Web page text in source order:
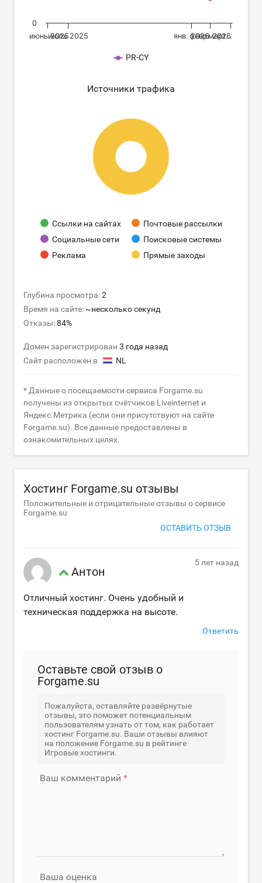
Хостинг Forgame.su отзывы
Положительные и отрицательные отзывы о сервисе
Forgame.su
ОСТАВИТЬ ОТЗЫВ
Антон
5 лет назад
Отличный хостинг. Очень удобный и
техническая поддержка на высоте.
Ответить
Оставьте свой отзыв о
Forgame.su
Пожалуйста, оставляйте развёрнутые
отзывы, это поможет потенциальным
пользователям узнать от том, как работает
хостинг Forgame.su. Ваши отзывы влияют
на положение Forgame.su в рейтинге
Игровые хостинги.
Ваш комментарий
Ваша оценка
PR-CY
июнь 2025июль 2025 янв. 2026
февр. 2026
март…
0
Источники трафика
Ссылки на сайтах
Почтовые рассылки
Социальные сети
Поисковые системы
Реклама
Прямые заходы
Глубина просмотра:2
Время на сайте: ~несколько секунд
Отказы:84%
Домен зарегистрирован 3 года назад
Сайт расположен в
NL
* Данные о посещаемости сервиса Forgame.su
получены из открытых счётчиков Liveinternet и
Яндекс.Метрика (если они присутствуют на сайте
Forgame.su). Все данные предоставлены в
ознакомительных целях.